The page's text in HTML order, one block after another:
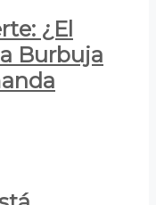
¿El
Burbuja